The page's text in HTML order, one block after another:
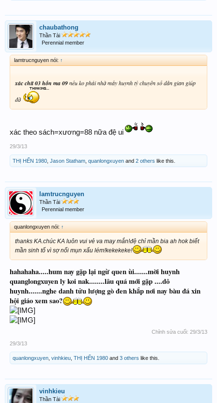
chaubathong
Thần Tài
Perennial member
lamtrucnguyen nói: ↑
xác chít 03 hồn ma 09nếu ko phải nhờ mấy huynh tỷ chuyên số dân gian giúp
đỡ
xác theo sách=xương=88 nữa đệ ui
29/3/13
THỊ HẾN 1980 Jason Statham quanlongxuyen and 2 others like this.
lamtrucnguyen
Thần Tài
Perennial member
quanlongxuyen nói: ↑
thanks KA.chúc KA luôn vui vẻ va may mắn!đệ chỉ mần bia ah hok biết
mần sinh tố vì sợ nổi mụn xấu lém!kekekeke!
hahahaha.....hum nay gặp lại ngừ quen ùi.......mời huynh
quanglongxuyen ly koi nak........lâu quá mới gặp ....dô
huynh.......nghe danh tửu lượng gò đen khắp nơi nay bàu đá xin
hội giáo xem sao?
Chỉnh sửa cuối: 29/3/13
29/3/13
quanlongxuyen vinhkieu THỊ HẾN 1980 and 3 others like this.
vinhkieu
Thần Tài